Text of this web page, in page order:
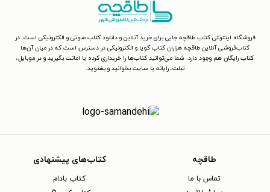
فروشگاه اینترنتی کتاب طاقچه جایی برای خرید آنلاین و دانلود کتاب صوتی و الکترونیکی است. در
کتاب‌فروشی آنلاین طاقچه هزاران کتاب گویا و الکترونیکی در دسترس است که در میان آن‌ها
کتاب رایگان هم وجود دارد. شما می‌توانید کتاب‌ها را خریداری کرده یا امانت بگیرید و در موبایل،
تبلت، رایانه یا سایت بخوانید و بشنوید.
طاقچه
تماس با ما
کتاب‌های پیشنهادی
کتاب بادام